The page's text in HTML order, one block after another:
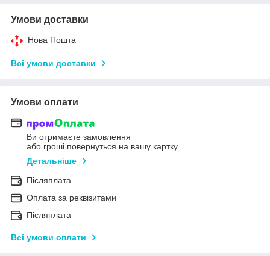
Умови доставки
Нова Пошта
Всі умови доставки
Умови оплати
Ви отримаєте замовлення
або гроші повернуться на вашу картку
Детальніше
Післяплата
Оплата за реквізитами
Післяплата
Всі умови оплати